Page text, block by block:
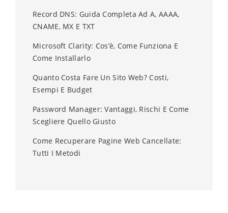
Record DNS: Guida Completa Ad A, AAAA,
CNAME, MX E TXT
Microsoft Clarity: Cos’è, Come Funziona E
Come Installarlo
Quanto Costa Fare Un Sito Web? Costi,
Esempi E Budget
Password Manager: Vantaggi, Rischi E Come
Scegliere Quello Giusto
Come Recuperare Pagine Web Cancellate:
Tutti I Metodi